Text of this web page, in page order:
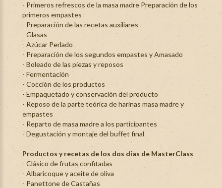
- Primeros refrescos de la masa madre Preparación de los
primeros empastes
- Preparación de las recetas auxiliares
- Glasas
- Azúcar Perlado
- Preparación de los segundos empastes y Amasado
- Boleado de las piezas y reposos
- Fermentación
- Cocción de los productos
- Empaquetado y conservación del producto
- Reposo de la parte teórica de harinas masa madre y
empastes
- Reparto de masa madre a los participantes
- Degustación y montaje del buffet final
Productos y recetas de los dos días de MasterClass
- Clásico de frutas confitadas
- Albaricoque y aceite de oliva
- Panettone de Castañas